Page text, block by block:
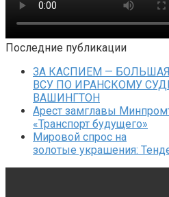
Последние публикации
ЗА КАСПИЕМ —
ВСУ ПО ИРАНСКОМУ
ВАШИНГТОН
Арест замглавы
«Транспорт будущего»
Мировой спрос на
золотые украшения: